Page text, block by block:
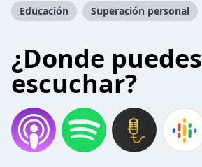
Educación Superación personal
¿Donde puedes
escuchar?